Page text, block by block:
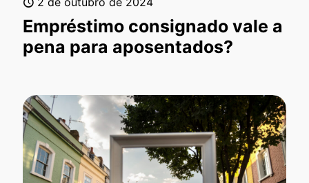
Empréstimo consignado vale a
pena para aposentados?